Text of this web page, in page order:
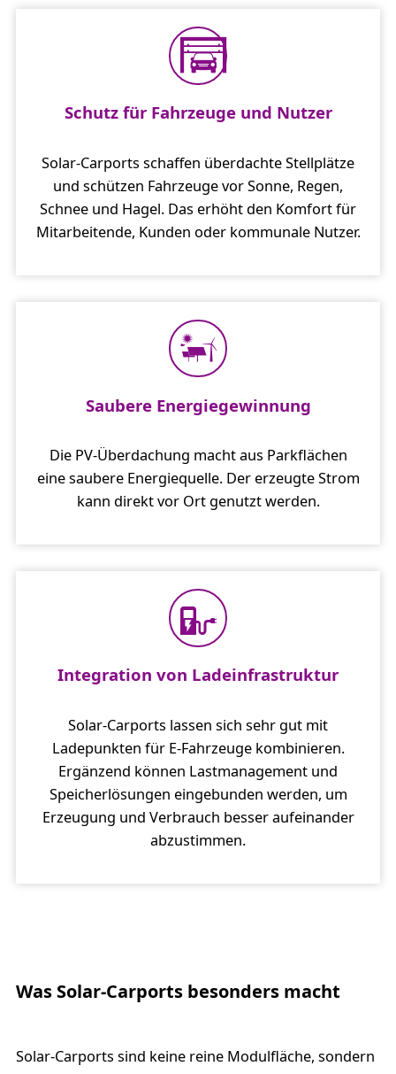
Schutz für Fahrzeuge und Nutzer
Solar-Carports schaffen überdachte Stellplätze
und schützen Fahrzeuge vor Sonne, Regen,
Schnee und Hagel. Das erhöht den Komfort für
Mitarbeitende, Kunden oder kommunale Nutzer.
Saubere Energiegewinnung
Die PV-Überdachung macht aus Parkflächen
eine saubere Energiequelle. Der erzeugte Strom
kann direkt vor Ort genutzt werden.
Integration von Ladeinfrastruktur
Solar-Carports lassen sich sehr gut mit
Ladepunkten für E-Fahrzeuge kombinieren.
Ergänzend können Lastmanagement und
Speicherlösungen eingebunden werden, um
Erzeugung und Verbrauch besser aufeinander
abzustimmen.
Was Solar-Carports besonders macht
Solar-Carports sind keine reine Modulfläche, sondern